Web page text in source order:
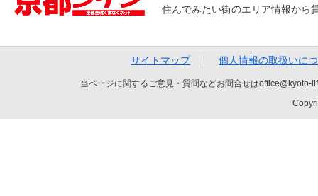
住んでみたい街のエリア情報から
サイトマップ 個人情報の取扱いに
当ページに関するご意見・質問などお問合せは